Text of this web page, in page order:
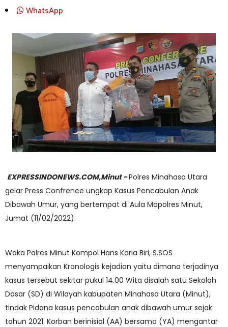
WhatsApp
EXPRESSINDONEWS.COM,Minut -Polres Minahasa Utara
gelar Press Confrence ungkap Kasus Pencabulan Anak
Dibawah Umur, yang bertempat di Aula Mapolres Minut,
Jumat (11/02/2022).
Waka Polres Minut Kompol Hans Karia Biri, S.SOS
menyampaikan Kronologis kejadian yaitu dimana terjadinya
kasus tersebut sekitar pukul 14.00 Wita disalah satu Sekolah
Dasar (SD) di Wilayah kabupaten Minahasa Utara (Minut),
tindak Pidana kasus pencabulan anak dibawah umur sejak
tahun 2021. Korban berinisial (AA) bersama (YA) mengantar